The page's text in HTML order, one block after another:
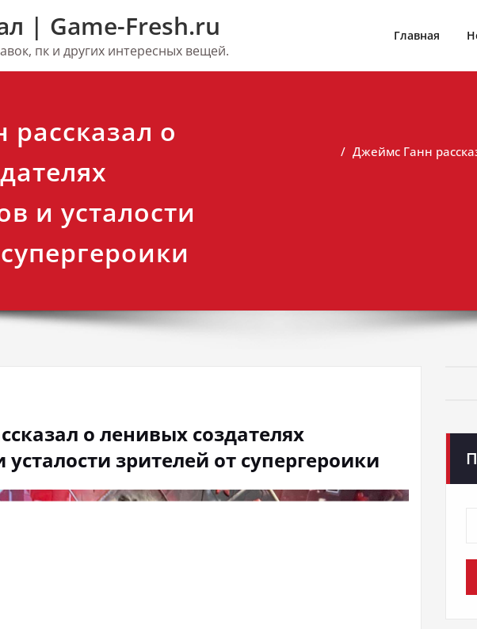
| Game-Fresh.ru
пк и других интересных вещей.
Главная
о
и усталости
Джеймс Ганн
о ленивых создателях
зрителей от супергероики